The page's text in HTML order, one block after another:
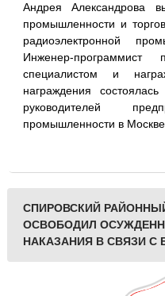
Андрея Александрова
промышленности и
радиоэлектронной
Инженер-
специалистом и
награждения
руководителей
промышленности в
СПИРОВСКИЙ
ОСВОБОДИЛ
НАКАЗАНИЯ В СВЯЗИ С